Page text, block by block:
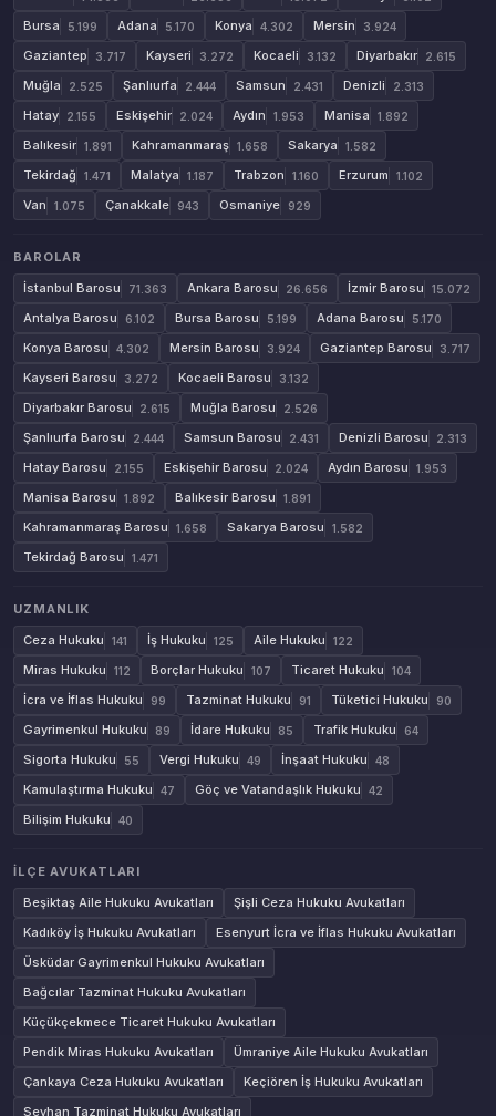
Bursa 5.199 Adana 5.170 Konya 4.302 Mersin 3.924
Gaziantep 3.717 Kayseri 3.272 Kocaeli 3.132 Diyarbakır 2.615
Muğla 2.525 Şanlıurfa 2.444 Samsun 2.431 Denizli 2.313
Hatay 2.155 Eskişehir 2.024 Aydın 1.953 Manisa 1.892
Balıkesir 1.891 Kahramanmaraş 1.658 Sakarya 1.582
Tekirdağ 1.471 Malatya 1.187 Trabzon 1.160 Erzurum 1.102
Van 1.075 Çanakkale 943 Osmaniye 929
BAROLAR
İstanbul Barosu
71.363 Ankara Barosu 26.656 İzmir Barosu 15.072
Antalya Barosu 6.102 Bursa Barosu 5.199 Adana Barosu 5.170
Konya Barosu 4.302 Mersin Barosu 3.924 Gaziantep Barosu 3.717
Kayseri Barosu 3.272 Kocaeli Barosu 3.132
Diyarbakır Barosu 2.615 Muğla Barosu 2.526
Şanlıurfa Barosu 2.444 Samsun Barosu 2.431 Denizli Barosu 2.313
Hatay Barosu 2.155 Eskişehir Barosu 2.024 Aydın Barosu 1.953
Manisa Barosu 1.892 Balıkesir Barosu 1.891
Kahramanmaraş Barosu 1.658 Sakarya Barosu 1.582
Tekirdağ Barosu 1.471
UZMANLIK
Ceza Hukuku
141 İş Hukuku 125 Aile Hukuku 122
Miras Hukuku 112 Borçlar Hukuku 107 Ticaret Hukuku 104
İcra ve İflas Hukuku 99 Tazminat Hukuku 91 Tüketici Hukuku 90
Gayrimenkul Hukuku 89 İdare Hukuku 85 Trafik Hukuku 64
Sigorta Hukuku 55 Vergi Hukuku 49 İnşaat Hukuku 48
Kamulaştırma Hukuku 47 Göç ve Vatandaşlık Hukuku 42
Bilişim Hukuku 40
İLÇE AVUKATLARI
Beşiktaş Aile Hukuku Avukatları
Şişli Ceza Hukuku Avukatları
Kadıköy İş Hukuku Avukatları
Esenyurt İcra ve İflas Hukuku Avukatları
Üsküdar Gayrimenkul Hukuku Avukatları
Bağcılar Tazminat Hukuku Avukatları
Küçükçekmece Ticaret Hukuku Avukatları
Pendik Miras Hukuku Avukatları
Ümraniye Aile Hukuku Avukatları
Çankaya Ceza Hukuku Avukatları
Keçiören İş Hukuku Avukatları
Seyhan Tazminat Hukuku Avukatları